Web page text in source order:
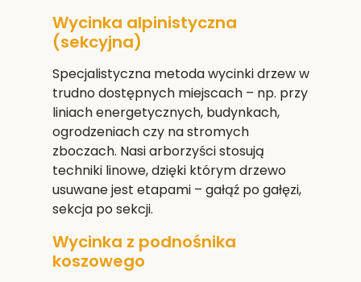
Wycinka alpinistyczna
(sekcyjna)
Specjalistyczna metoda wycinki drzew w
trudno dostępnych miejscach – np. przy
liniach energetycznych, budynkach,
ogrodzeniach czy na stromych
zboczach. Nasi arborzyści stosują
techniki linowe, dzięki którym drzewo
usuwane jest etapami – gałąź po gałęzi,
sekcja po sekcji.
Wycinka z podnośnika
koszowego